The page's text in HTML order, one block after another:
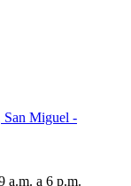
San Miguel -
a.m. a 6 p.m.